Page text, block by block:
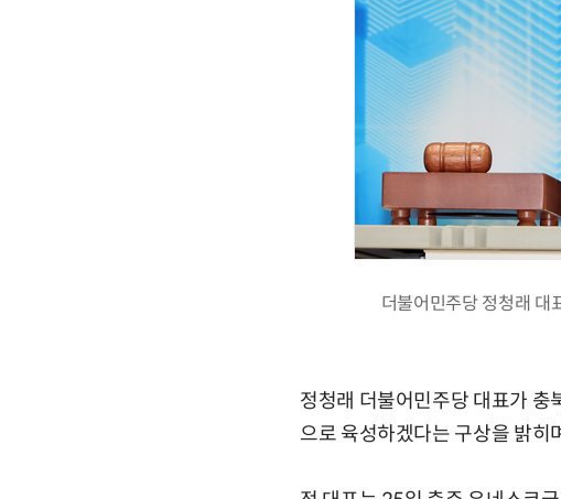
더불어민주당 정청래 대
정청래 더불어민주당 대표가 충
으로 육성하겠다는 구상을 밝히